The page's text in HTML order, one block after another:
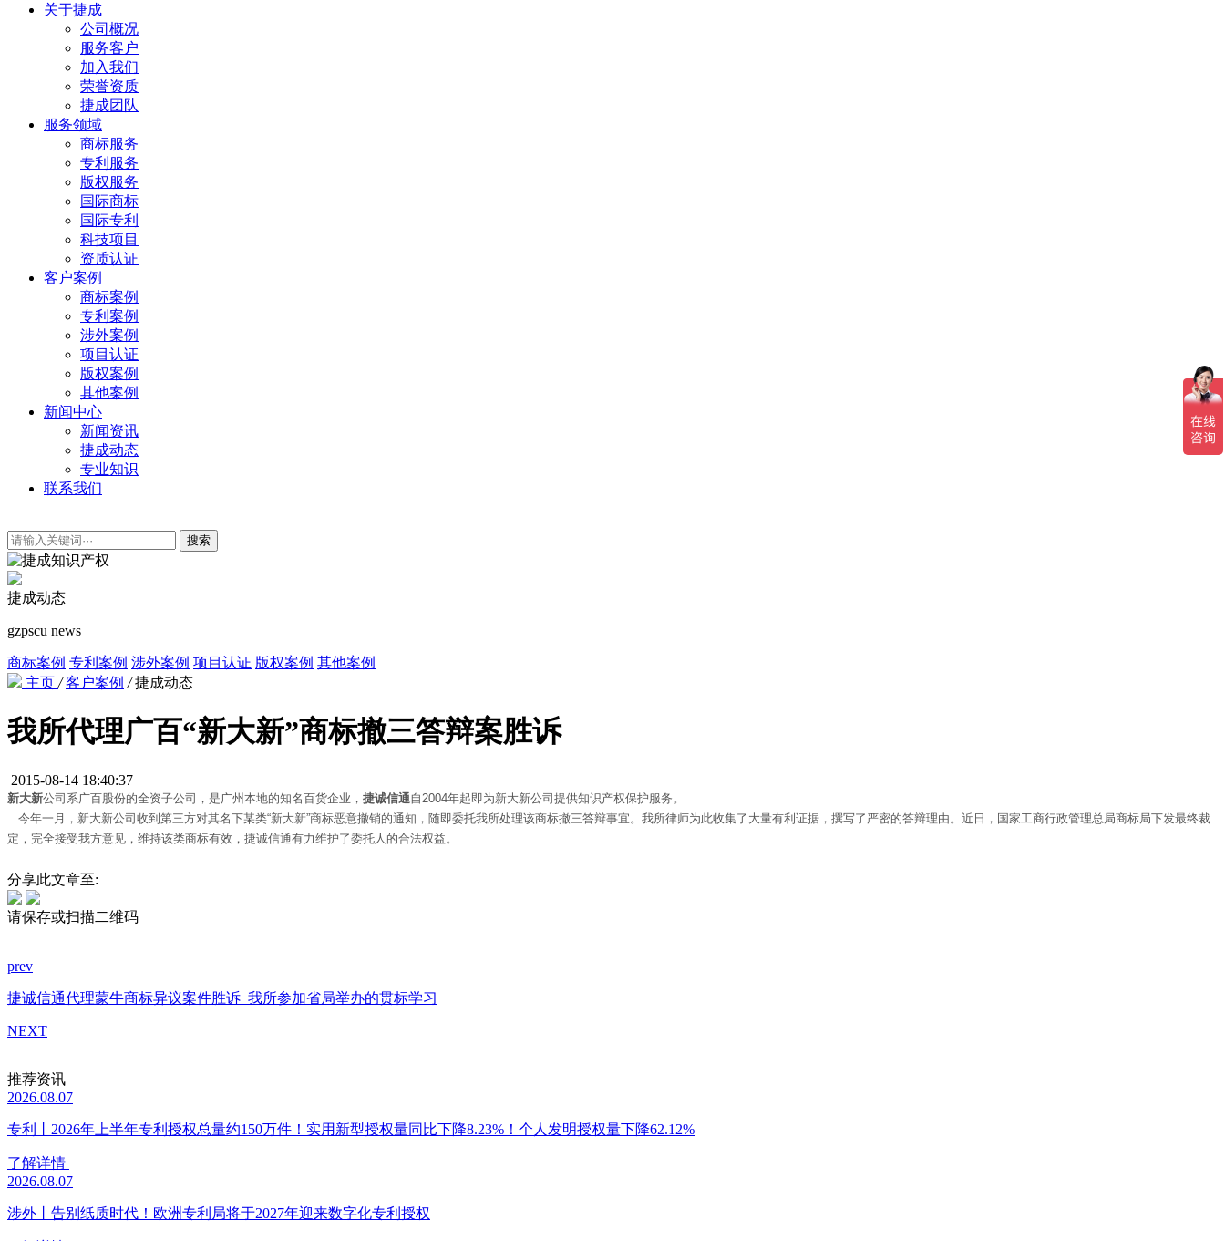
关于捷成
公司概况
服务客户
加入我们
荣誉资质
捷成团队
服务领域
商标服务
专利服务
版权服务
国际商标
国际专利
科技项目
资质认证
客户案例
商标案例
专利案例
涉外案例
项目认证
版权案例
其他案例
新闻中心
新闻资讯
捷成动态
专业知识
联系我们
搜索
捷成动态
gzpscu news
商标案例 专利案例 涉外案例 项目认证 版权案例 其他案例
主页 / 客户案例 / 捷成动态
我所代理广百“新大新”商标撤三答辩案胜诉
2015-08-14 18:40:37
新大新公司系广百股份的全资子公司，是广州本地的知名百货企业， 捷诚信通自2004年起即为新大新公司提供知识产权保护服务。
今年一月，新大新公司收到第三方对其名下某类“新大新”商标恶意撤销的通知，随即委托我所处理该商标撤三答辩事宜。我所律师为此收集了大量有利证据，撰写了严密的答辩理由。近日，国家工商行政管理总局商标局下发最终裁
定，完全接受我方意见，维持该类商标有效，捷诚信通有力维护了委托人的合法权益。
分享此文章至:
请保存或扫描二维码
prev
捷诚信通代理蒙牛商标异议案件胜诉 我所参加省局举办的贯标学习
NEXT
推荐资讯
2026.08.07
专利丨2026年上半年专利授权总量约150万件！实用新型授权量同比下降8.23%！个人发明授权量下降62.12%
了解详情
2026.08.07
涉外丨告别纸质时代！欧洲专利局将于2027年迎来数字化专利授权